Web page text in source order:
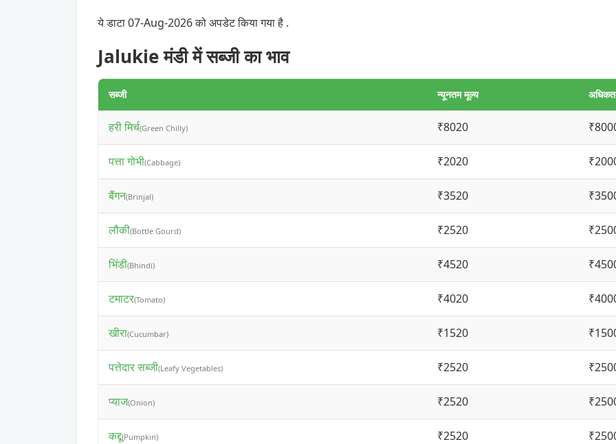
ये डाटा 07-Aug-2026 को अपडेट किया गया है .
Jalukie मंडी में सब्जी का भाव
सब्जी न्यूनतम मूल्य
हरी मिर्च(Green Chilly) ₹8020
पत्ता गोभी(Cabbage) ₹2020
बैंगन(Brinjal) ₹3520
लौकी(Bottle Gourd) ₹2520
भिंडी(Bhindi) ₹4520
टमाटर(Tomato) ₹4020
खीरा(Cucumbar) ₹1520
पत्तेदार सब्जी(Leafy Vegetables) ₹2520
प्याज(Onion) ₹2520
कद्दू(Pumpkin) ₹2520